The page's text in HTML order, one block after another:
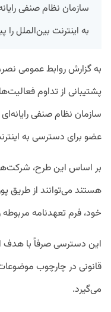
سازمان نظام صنفی
به اینترنت بین‌الملل را
به گزارش روابط عمومی
پشتیبانی از تداوم
سازمان نظام صنفی
عضو برای دسترسی به
بر اساس این طرح،
هستند می‌توانند از طریق
خود، فرم تعهدنامه
این دسترسی صرفاً با
قانونی در چارچوب
می‌گیرد.